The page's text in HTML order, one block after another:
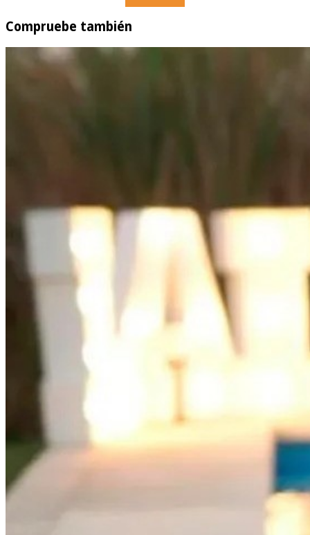
Compruebe también